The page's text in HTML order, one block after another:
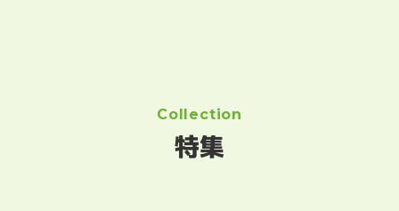
Collection
特集